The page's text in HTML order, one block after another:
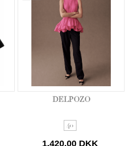
DELPOZO
40
1.420,00 DKK